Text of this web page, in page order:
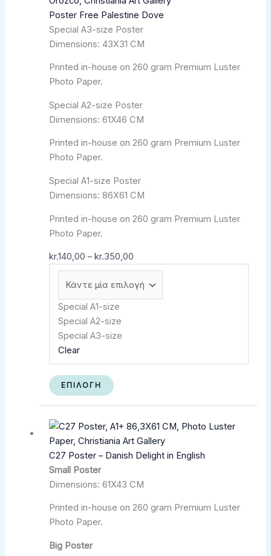
Poster Free Palestine Dove
Special A3-size Poster
Dimensions: 43X31 CM
Printed in-house on 260 gram Premium Luster
Photo Paper.
Special A2-size Poster
Dimensions: 61X46 CM
Printed in-house on 260 gram Premium Luster
Photo Paper.
Special A1-size Poster
Dimensions: 86X61 CM
Printed in-house on 260 gram Premium Luster
Photo Paper.
kr.140,00 – kr.350,00
through
kr.350,00
Special A1-size
Special A2-size
Special A3-size
Clear
ΕΠΙΛΟΓΉ
έχει
πολλαπλές
παραλλαγές.
επιλογές
να
επιλεγούν
σελίδα
προϊόντος
C27 Poster – Danish Delight in English
Small Poster
Dimensions: 61X43 CM
Printed in-house on 260 gram Premium Luster
Photo Paper.
Big Poster
range:
kr.180,00
through
το
προϊόν
έχει
παραλλαγές.
επιλογές